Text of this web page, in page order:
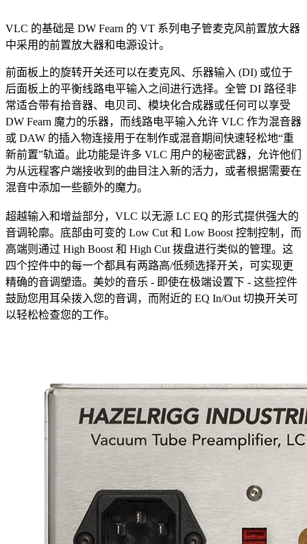
VLC 的基础是 DW Fearn 的 VT 系列电子管麦克风前置放大器
中采用的前置放大器和电源设计。
前面板上的旋转开关还可以在麦克风、乐器输入 (DI) 或位于
后面板上的平衡线路电平输入之间进行选择。全管 DI 路径非
常适合带有拾音器、电贝司、模块化合成器或任何可以享受
DW Fearn 魔力的乐器，而线路电平输入允许 VLC 作为混音器
或 DAW 的插入物连接用于在制作或混音期间快速轻松地“重
新前置”轨道。此功能是许多 VLC 用户的秘密武器，允许他们
为从远程客户端接收到的曲目注入新的活力，或者根据需要在
混音中添加一些额外的魔力。
超越输入和增益部分，VLC 以无源 LC EQ 的形式提供强大的
音调轮廓。底部由可变的 Low Cut 和 Low Boost 控制控制，而
高端则通过 High Boost 和 High Cut 拨盘进行类似的管理。这
四个控件中的每一个都具有两路高/低频选择开关，可实现更
精确的音调塑造。美妙的音乐 - 即使在极端设置下 - 这些控件
鼓励您用耳朵拨入您的音调，而附近的 EQ In/Out 切换开关可
以轻松检查您的工作。